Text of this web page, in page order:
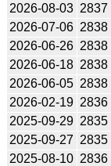
2026-08-03 2837
2026-07-06 2838
2026-06-26 2838
2026-06-18 2838
2026-06-05 2838
2026-02-19 2836
2025-09-29 2835
2025-09-27 2835
2025-08-10 2836